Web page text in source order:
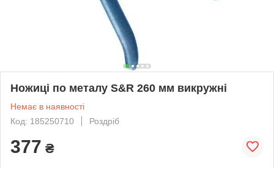
Ножиці по металу S&R 260 мм викружні
Немає в наявності
Код: 185250710
Роздріб
377 ₴